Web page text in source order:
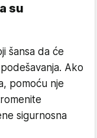
su
šansa da će
Ako
pomoću nje
sigurnosna